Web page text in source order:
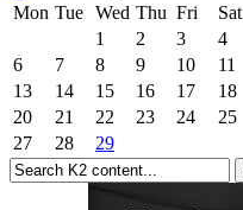
Mon Tue Wed Thu Fri Sat
1
2 3 4
6
7 8 9 10 11
13
14 15 16 17 18
20
21 22 23 24 25
27
28 29